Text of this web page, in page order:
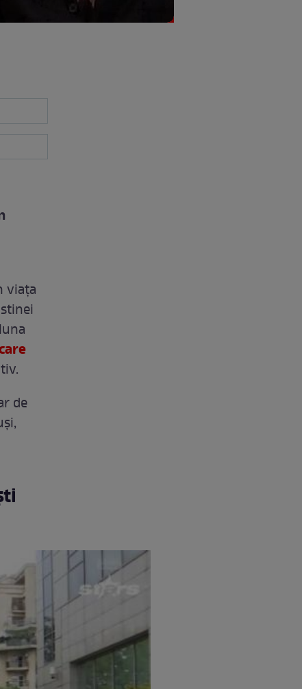
viața
de